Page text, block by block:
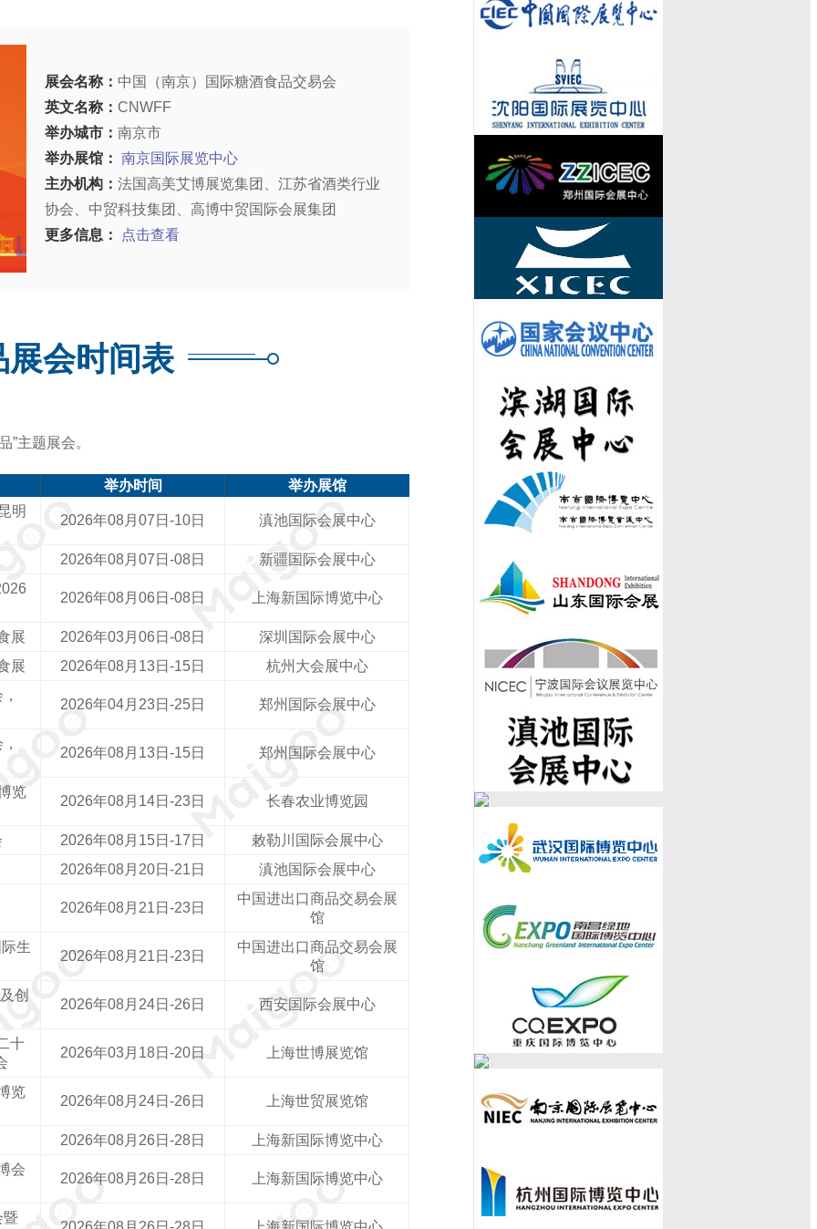
展会名称： 中国（南京）国际糖酒食品交易会
英文名称： CNWFF
举办城市： 南京市
举办展馆： 南京国际展览中心
主办机构： 法国高美艾博展览集团、江苏省酒类行业
协会、中贸科技集团、高博中贸国际会展集团
更多信息：
点击查看
展会时间表
”主题展会。
举办时间
举办展馆
明
2026年08月07日-10日 滇池国际会展中心
2026年08月07日-08日
新疆国际会展中心
2026年08月06日-08日 上海新国际博览中心
展 2026年03月06日-08日
深圳国际会展中心
展
2026年08月13日-15日
杭州大会展中心
2026年04月23日-25日 郑州国际会展中心
2026年08月13日-15日 郑州国际会展中心
览
2026年08月14日-23日 长春农业博览园
2026年08月15日-17日
敕勒川国际会展中心
2026年08月20日-21日
滇池国际会展中心
2026年08月21日-23日
中国进出口商品交易会展
馆
生
2026年08月21日-23日
中国进出口商品交易会展
馆
创
2026年08月24日-26日 西安国际会展中心
十
2026年03月18日-20日 上海世博展览馆
览
2026年08月24日-26日 上海世贸展览馆
2026年08月26日-28日
上海新国际博览中心
会
2026年08月26日-28日 上海新国际博览中心
暨